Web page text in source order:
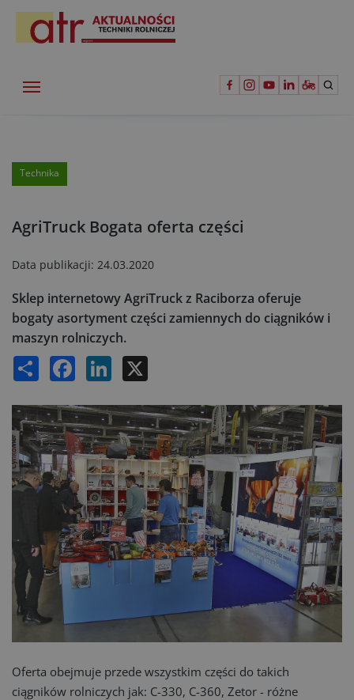
Technika
AgriTruck Bogata oferta części
Data publikacji: 24.03.2020
Sklep internetowy AgriTruck z Raciborza oferuje
bogaty asortyment części zamiennych do ciągników i
maszyn rolniczych.
Share Facebook LinkedIn
Oferta obejmuje przede wszystkim części do takich
ciągników rolniczych jak: C-330, C-360, Zetor - różne